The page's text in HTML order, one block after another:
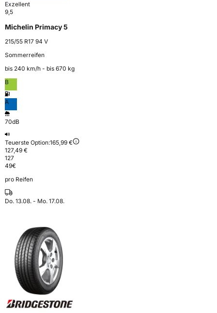
Exzellent
9,5
Michelin Primacy 5
215/55 R17 94 V
Sommerreifen
bis 240 km⁠/⁠h - bis 670 kg
B
A
70dB
Teuerste Option:165,99 €
127,49 €
127
49€
pro Reifen
Do. 13.08. - Mo. 17.08.